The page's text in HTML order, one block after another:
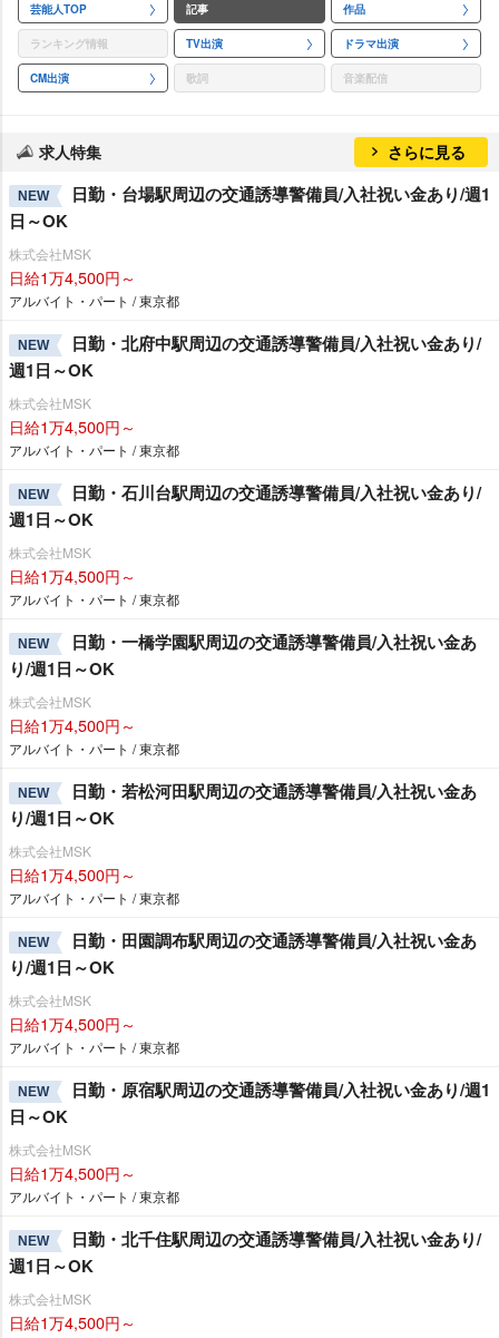
芸能人TOP 記事 作品
ランキング情報 TV出演 ドラマ出演
CM出演 歌詞 音楽配信
求人特集 さらに見る
NEW
日勤・台場駅周辺の交通誘導警備員/入社祝い金あり/週1
日～OK
株式会社MSK
日給1万4,500円～
アルバイト・パート / 東京都
NEW
日勤・北府中駅周辺の交通誘導警備員/入社祝い金あり/
週1日～OK
株式会社MSK
日給1万4,500円～
アルバイト・パート / 東京都
NEW
日勤・石川台駅周辺の交通誘導警備員/入社祝い金あり/
週1日～OK
株式会社MSK
日給1万4,500円～
アルバイト・パート / 東京都
NEW
日勤・一橋学園駅周辺の交通誘導警備員/入社祝い金あ
り/週1日～OK
株式会社MSK
日給1万4,500円～
アルバイト・パート / 東京都
NEW
日勤・若松河田駅周辺の交通誘導警備員/入社祝い金あ
り/週1日～OK
株式会社MSK
日給1万4,500円～
アルバイト・パート / 東京都
NEW
日勤・田園調布駅周辺の交通誘導警備員/入社祝い金あ
り/週1日～OK
株式会社MSK
日給1万4,500円～
アルバイト・パート / 東京都
NEW
日勤・原宿駅周辺の交通誘導警備員/入社祝い金あり/週1
日～OK
株式会社MSK
日給1万4,500円～
アルバイト・パート / 東京都
NEW
日勤・北千住駅周辺の交通誘導警備員/入社祝い金あり/
週1日～OK
株式会社MSK
日給1万4,500円～